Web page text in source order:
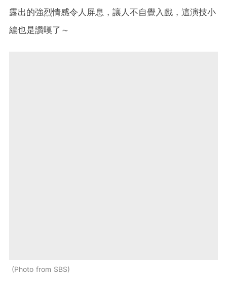
露出的強烈情感令人屏息，讓人不自覺入戲，這演技小
編也是讚嘆了～
Photo from SBS